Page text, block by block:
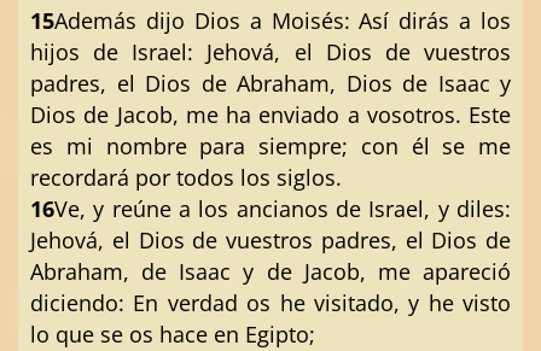
15Además dijo Dios a Moisés: Así dirás a los
hijos de Israel: Jehová, el Dios de vuestros
padres, el Dios de Abraham, Dios de Isaac y
Dios de Jacob, me ha enviado a vosotros. Este
es mi nombre para siempre; con él se me
recordará por todos los siglos.
16Ve, y reúne a los ancianos de Israel, y diles:
Jehová, el Dios de vuestros padres, el Dios de
Abraham, de Isaac y de Jacob, me apareció
diciendo: En verdad os he visitado, y he visto
lo que se os hace en Egipto;